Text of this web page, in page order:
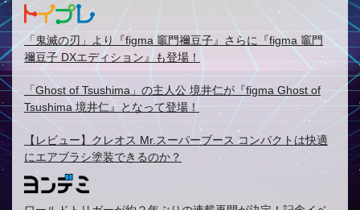
「鬼滅の刃」より『figma 竈門禰豆子』さらに『figma 竈門
禰豆子 DXエディション』も登場！
「Ghost of Tsushima」の主人公 境井仁が『figma Ghost of
Tsushima 境井仁』となって登場！
【レビュー】クレオス Mr.スーパーブース コンパクトは快適
にエアブラシ塗装できるのか？